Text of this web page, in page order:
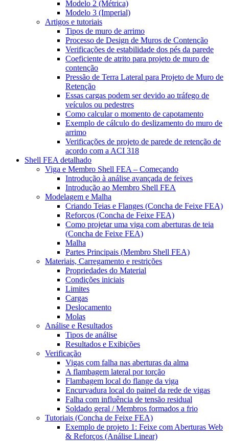
Modelo 2 (Métrica)
Modelo 3 (Imperial)
Artigos e tutoriais
Tipos de muro de arrimo
Processo de Design de Muros de Contenção
Verificações de estabilidade dos pés da parede
Coeficiente de atrito para projeto de muro de
contenção
Pressão de Terra Lateral para Projeto de Muro de
Retenção
Essas cargas podem ser devido ao tráfego de
veículos ou pedestres
Como calcular o momento de capotamento
Exemplo de cálculo do deslizamento do muro de
arrimo
Verificações de projeto de parede de retenção de
acordo com a ACI 318
Shell FEA detalhado
Viga e Membro Shell FEA – Começando
Introdução à análise avançada de feixes
Introdução ao Membro Shell FEA
Modelagem e Malha
Criando Teias e Flanges (Concha de Feixe FEA)
Reforços (Concha de Feixe FEA)
Como projetar uma viga com aberturas de teia
(Concha de Feixe FEA)
Malha
Partes Principais (Membro Shell FEA)
Materiais, Carregamento e restrições
Propriedades do Material
Condições iniciais
Limites
Cargas
Deslocamento
Molas
Análise e Resultados
Tipos de análise
Resultados e Exibições
Verificação
Vigas com falha nas aberturas da alma
A flambagem lateral por torção
Flambagem local do flange da viga
Encurvadura local do painel da rede de vigas
Falha com influência de tensão residual
Soldado geral / Membros formados a frio
Tutoriais (Concha de Feixe FEA)
Exemplo de projeto 1: Feixe com Aberturas Web
& Reforços (Análise Linear)